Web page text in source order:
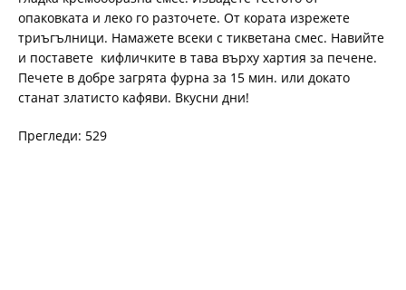
опаковката и леко го разточете. От кората изрежете
триъгълници. Намажете всеки с тикветана смес. Навийте
и поставете кифличките в тава върху хартия за печене.
Печете в добре загрята фурна за 15 мин. или докато
станат златисто кафяви. Вкусни дни!
Прегледи: 529